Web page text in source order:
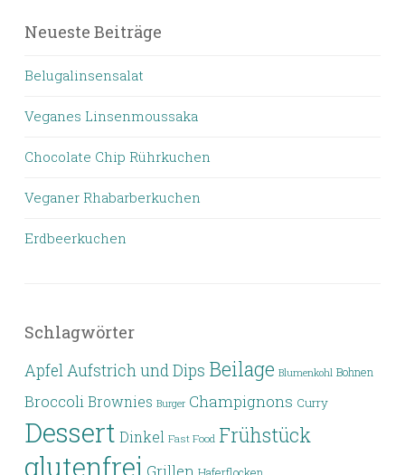
Neueste Beiträge
Belugalinsensalat
Veganes Linsenmoussaka
Chocolate Chip Rührkuchen
Veganer Rhabarberkuchen
Erdbeerkuchen
Schlagwörter
ApfelAufstrich und Dips Beilage Blumenkohl Bohnen
Broccoli Brownies Burger Champignons Curry
Dessert Dinkel Fast Food Frühstück
glutenfrei Grillen Haferflocken